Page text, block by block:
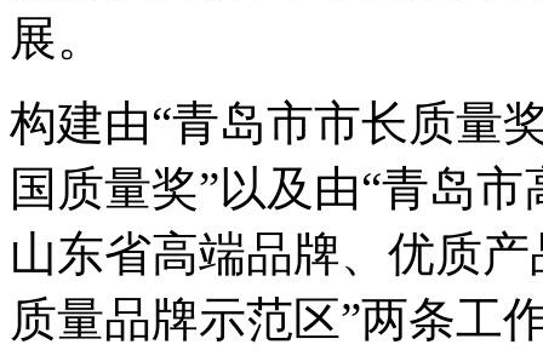
展。
构建由“青岛市市长质
国质量奖”以及由“青岛
山东省高端品牌、优
质量品牌示范区”两条工